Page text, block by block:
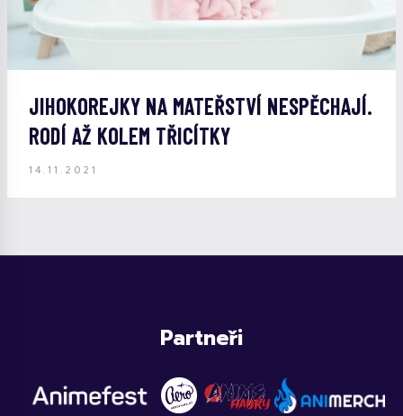
JIHOKOREJKY NA MATEŘSTVÍ NESPĚCHAJÍ.
RODÍ AŽ KOLEM TŘICÍTKY
14.11.2021
Partneři